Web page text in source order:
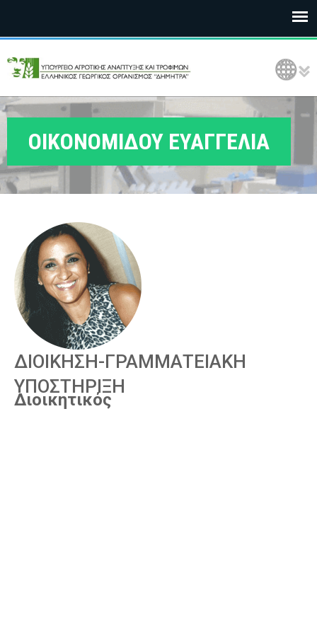
Ε
Λ
Γ
Δ
Η
Τ
Ρ
Language Selection
ΟΙΚΟΝΟΜΙΔΟΥ ΕΥΑΓΓΕΛΙΑ
Διοικητικός
ΔΙΟΙΚΗΣΗ-ΓΡΑΜΜΑΤΕΙΑΚΗ
ΥΠΟΣΤΗΡΙΞΗ